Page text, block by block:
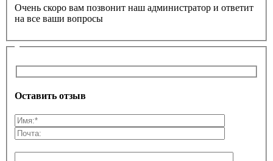
Очень скоро вам позвонит наш администратор и ответит
на все ваши вопросы
Оставить отзыв